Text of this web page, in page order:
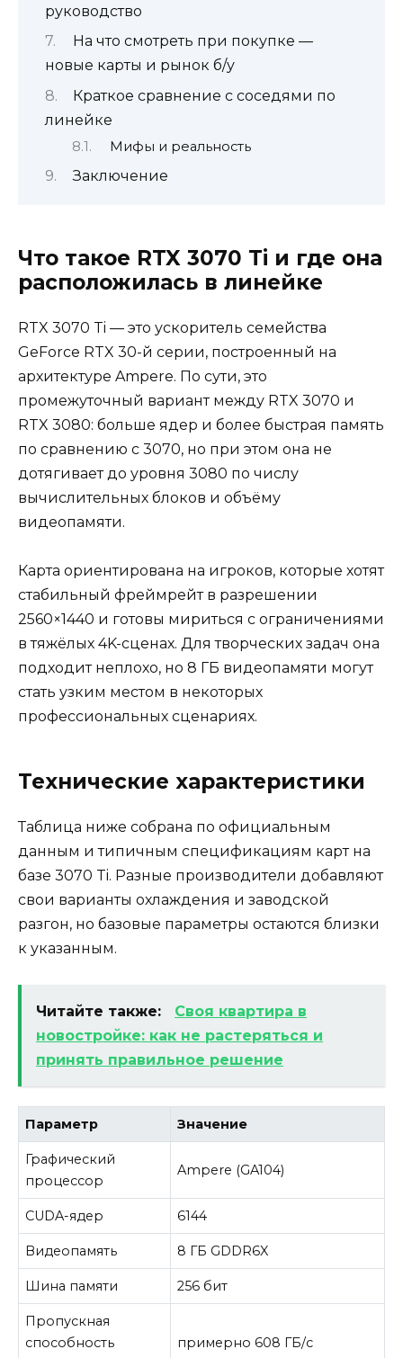
руководство
На что смотреть при покупке —
новые карты и рынок б/у
Краткое сравнение с соседями по
линейке
Мифы и реальность
Заключение
Что такое RTX 3070 Ti и где она
расположилась в линейке
RTX 3070 Ti — это ускоритель семейства
GeForce RTX 30-й серии, построенный на
архитектуре Ampere. По сути, это
промежуточный вариант между RTX 3070 и
RTX 3080: больше ядер и более быстрая память
по сравнению с 3070, но при этом она не
дотягивает до уровня 3080 по числу
вычислительных блоков и объёму
видеопамяти.
Карта ориентирована на игроков, которые хотят
стабильный фреймрейт в разрешении
2560×1440 и готовы мириться с ограничениями
в тяжёлых 4K-сценах. Для творческих задач она
подходит неплохо, но 8 ГБ видеопамяти могут
стать узким местом в некоторых
профессиональных сценариях.
Технические характеристики
Таблица ниже собрана по официальным
данным и типичным спецификациям карт на
базе 3070 Ti. Разные производители добавляют
свои варианты охлаждения и заводской
разгон, но базовые параметры остаются близки
к указанным.
Читайте также:
Своя квартира в
новостройке: как не растеряться и
принять правильное решение
Параметр Значение
Графический
процессор
Ampere (GA104)
CUDA-ядер 6144
Видеопамять 8 ГБ GDDR6X
Шина памяти 256 бит
Пропускная
способность
примерно 608 ГБ/с